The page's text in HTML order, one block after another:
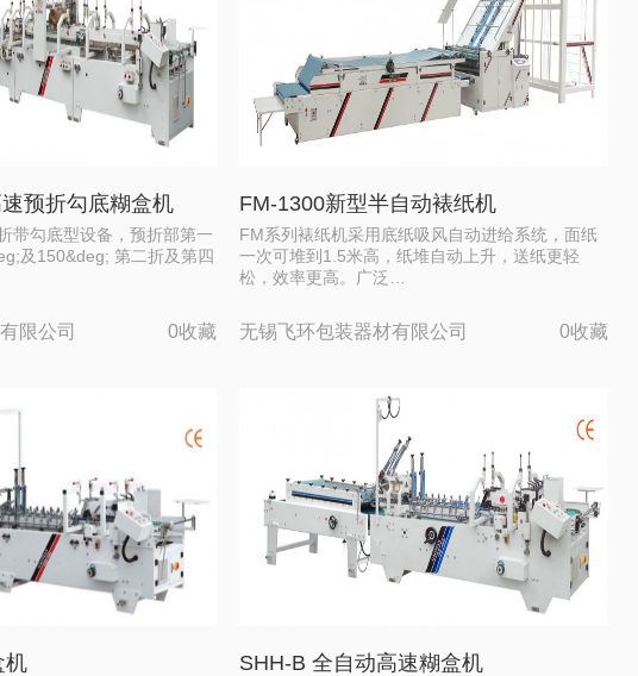
预折勾底糊盒机
带勾底型设备，预折部第一
及150&deg; 第二折及第四
限公司 0收藏
FM-1300新型半自动裱纸机
FM系列裱纸机采用底纸吸风自动进给系统，面纸
一次可堆到1.5米高，纸堆自动上升，送纸更轻
松，效率更高。广泛…
无锡飞环包装器材有限公司 0收藏
机 SHH-B 全自动高速糊盒机